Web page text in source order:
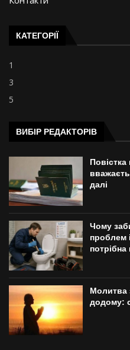
КАТЕГОРІЇ
1
3
5
ВИБІР РЕДАКТОРІВ
далі
Чому
проблем
потрібна
Молитва
додому: